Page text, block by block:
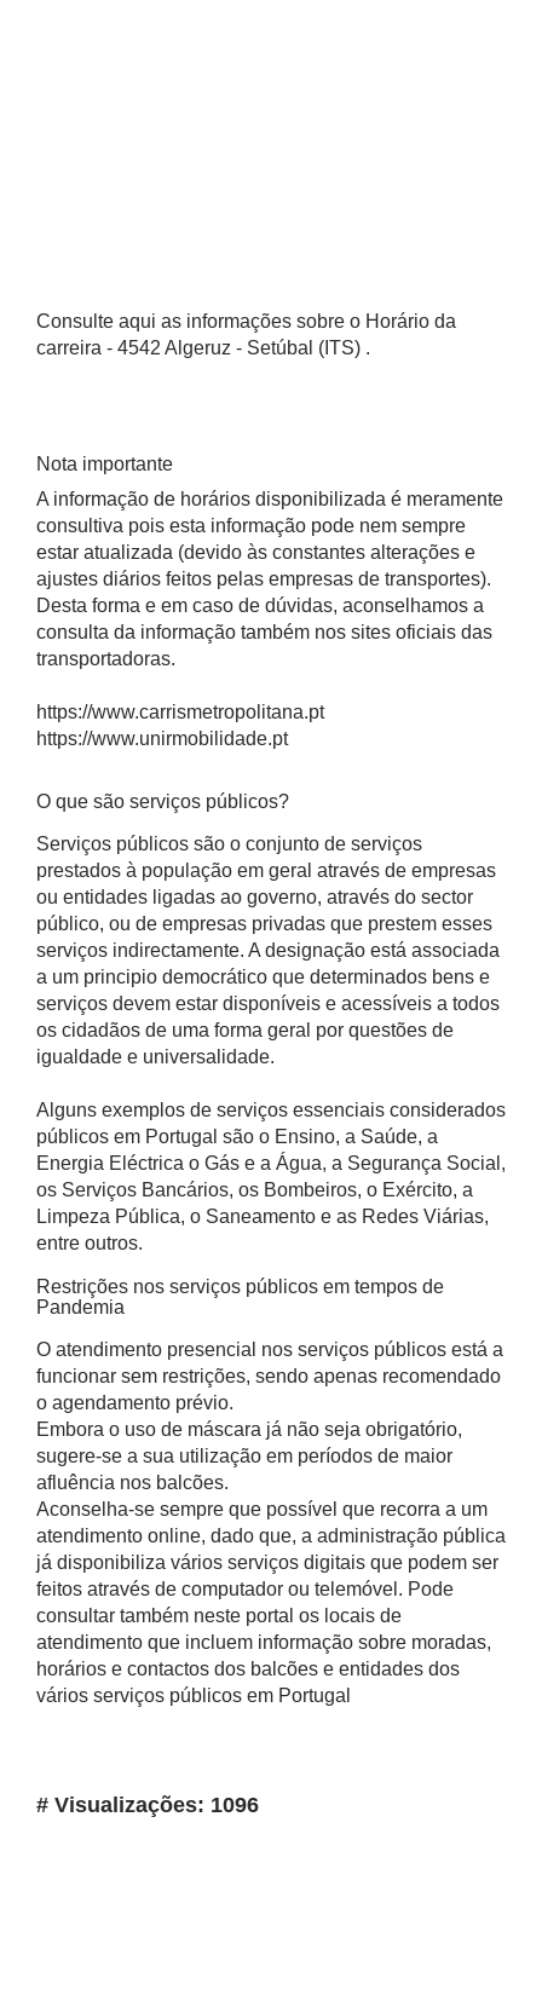
Consulte aqui as informações sobre o Horário da
carreira - 4542 Algeruz - Setúbal (ITS) .
Nota importante
A informação de horários disponibilizada é meramente
consultiva pois esta informação pode nem sempre
estar atualizada (devido às constantes alterações e
ajustes diários feitos pelas empresas de transportes).
Desta forma e em caso de dúvidas, aconselhamos a
consulta da informação também nos sites oficiais das
transportadoras.
https://www.carrismetropolitana.pt
https://www.unirmobilidade.pt
O que são serviços públicos?
Serviços públicos são o conjunto de serviços
prestados à população em geral através de empresas
ou entidades ligadas ao governo, através do sector
público, ou de empresas privadas que prestem esses
serviços indirectamente. A designação está associada
a um principio democrático que determinados bens e
serviços devem estar disponíveis e acessíveis a todos
os cidadãos de uma forma geral por questões de
igualdade e universalidade.
Alguns exemplos de serviços essenciais considerados
públicos em Portugal são o Ensino, a Saúde, a
Energia Eléctrica o Gás e a Água, a Segurança Social,
os Serviços Bancários, os Bombeiros, o Exército, a
Limpeza Pública, o Saneamento e as Redes Viárias,
entre outros.
Restrições nos serviços públicos em tempos de
Pandemia
O atendimento presencial nos serviços públicos está a
funcionar sem restrições, sendo apenas recomendado
o agendamento prévio.
Embora o uso de máscara já não seja obrigatório,
sugere-se a sua utilização em períodos de maior
afluência nos balcões.
Aconselha-se sempre que possível que recorra a um
atendimento online, dado que, a administração pública
já disponibiliza vários serviços digitais que podem ser
feitos através de computador ou telemóvel. Pode
consultar também neste portal os locais de
atendimento que incluem informação sobre moradas,
horários e contactos dos balcões e entidades dos
vários serviços públicos em Portugal
# Visualizações: 1096